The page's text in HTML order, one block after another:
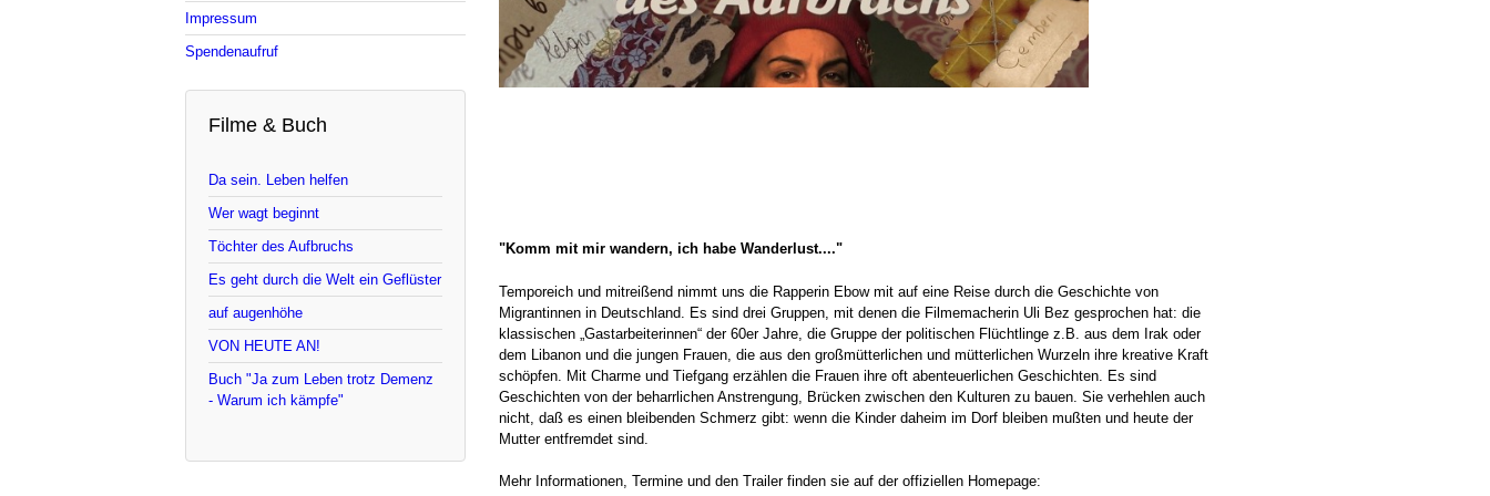
Impressum
Spendenaufruf
Filme & Buch
Da sein. Leben helfen
Wer wagt beginnt
Töchter des Aufbruchs
Es geht durch die Welt ein Geflüster
auf augenhöhe
VON HEUTE AN!
Buch "Ja zum Leben trotz Demenz
- Warum ich kämpfe"
"Komm mit mir wandern, ich habe Wanderlust...."
Temporeich und mitreißend nimmt uns die Rapperin Ebow mit auf eine Reise durch die Geschichte von
Migrantinnen in Deutschland. Es sind drei Gruppen, mit denen die Filmemacherin Uli Bez gesprochen hat: die
klassischen „Gastarbeiterinnen“ der 60er Jahre, die Gruppe der politischen Flüchtlinge z.B. aus dem Irak oder
dem Libanon und die jungen Frauen, die aus den großmütterlichen und mütterlichen Wurzeln ihre kreative Kraft
schöpfen. Mit Charme und Tiefgang erzählen die Frauen ihre oft abenteuerlichen Geschichten. Es sind
Geschichten von der beharrlichen Anstrengung, Brücken zwischen den Kulturen zu bauen. Sie verhehlen auch
nicht, daß es einen bleibenden Schmerz gibt: wenn die Kinder daheim im Dorf bleiben mußten und heute der
Mutter entfremdet sind.
Mehr Informationen, Termine und den Trailer finden sie auf der offiziellen Homepage: